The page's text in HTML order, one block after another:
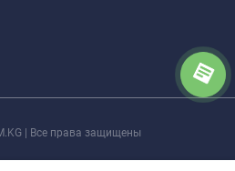
| Все права защищены